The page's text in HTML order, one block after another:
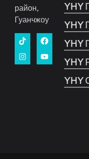
район,
Гуанчжоу
YHY
YHY
YHY
YHY
YHY